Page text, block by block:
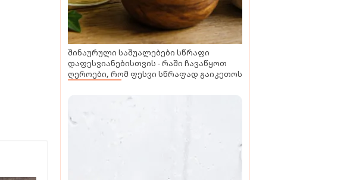
შინაურული საშუალებები სწრაფი
დაფესვიანებისთვის - რაში ჩავაწყოთ
ღეროები, რომ ფესვი სწრაფად გაიკეთოს